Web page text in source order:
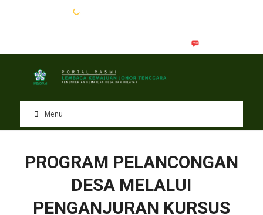
Menu
PROGRAM PELANCONGAN
DESA MELALUI
PENGANJURAN KURSUS